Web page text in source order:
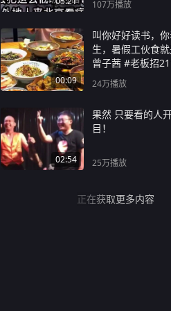
107万播放
00:09
叫你好好读书，
生，暑假工伙食
曾子茜 #老板招
掉孩子暑假班 #
暑假工的正确打开
24万播放
02:54
果然 只要看的人
目！
25万播放
正在获取更多内容